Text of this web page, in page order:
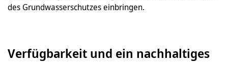
des Grundwasserschutzes einbringen.
Verfügbarkeit und ein nachhaltiges